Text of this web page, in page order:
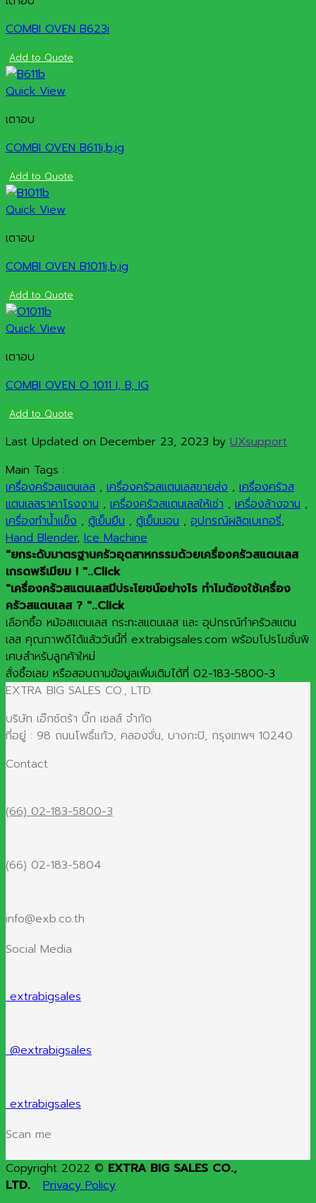
COMBI OVEN B623i
Add to Quote
Quick View
เตาอบ
COMBI OVEN B611i,b,ig
Add to Quote
Quick View
เตาอบ
COMBI OVEN B1011i,b,ig
Add to Quote
Quick View
เตาอบ
COMBI OVEN O 1011 I, B, IG
Add to Quote
Last Updated on December 23, 2023 by UXsupport
Main Tags :
เครื่องครัวสแตนเลส , เครื่องครัวสแตนเลสขายส่ง , เครื่องครัวส
แตนเลสราคาโรงงาน , เครื่องครัวสแตนเลสให้เช่า , เครื่องล้างจาน ,
เครื่องทำน้ำแข็ง , ตู้เย็นยืน , ตู้เย็นนอน , อุปกรณ์ผลิตเบเกอรี่,
Hand Blender, Ice Machine
"ยกระดับมาตรฐานครัวอุตสาหกรรมด้วยเครื่องครัวสแตนเลส
เกรดพรีเมียม ! "..Click
"เครื่องครัวสแตนเลสมีประโยชน์อย่างไร ทำไมต้องใช้เครื่อง
ครัวสแตนเลส ? "..Click
เลือกซื้อ หม้อสแตนเลส กระทะสแตนเลส และ อุปกรณ์ทำครัวสแตน
เลส คุณภาพดีได้แล้ววันนี้ที่ extrabigsales.com พร้อมโปรโมชั่นพิ
เศษสำหรับลูกค้าใหม่
สั่งซื้อเลย หรือสอบถามข้อมูลเพิ่มเติมได้ที่ 02-183-5800-3
EXTRA BIG SALES CO., LTD.
บริษัท เอ๊กซ์ตร้า บิ๊ก เซลส์ จำกัด
ที่อยู่ : 98 ถนนโพธิ์แก้ว, คลองจั่น, บางกะปิ, กรุงเทพฯ 10240
Contact
(66) 02-183-5800-3
(66) 02-183-5804
info@exb.co.th
Social Media
extrabigsales
@extrabigsales
extrabigsales
Scan me
Copyright 2022 © EXTRA BIG SALES CO.,
LTD.
Privacy Policy